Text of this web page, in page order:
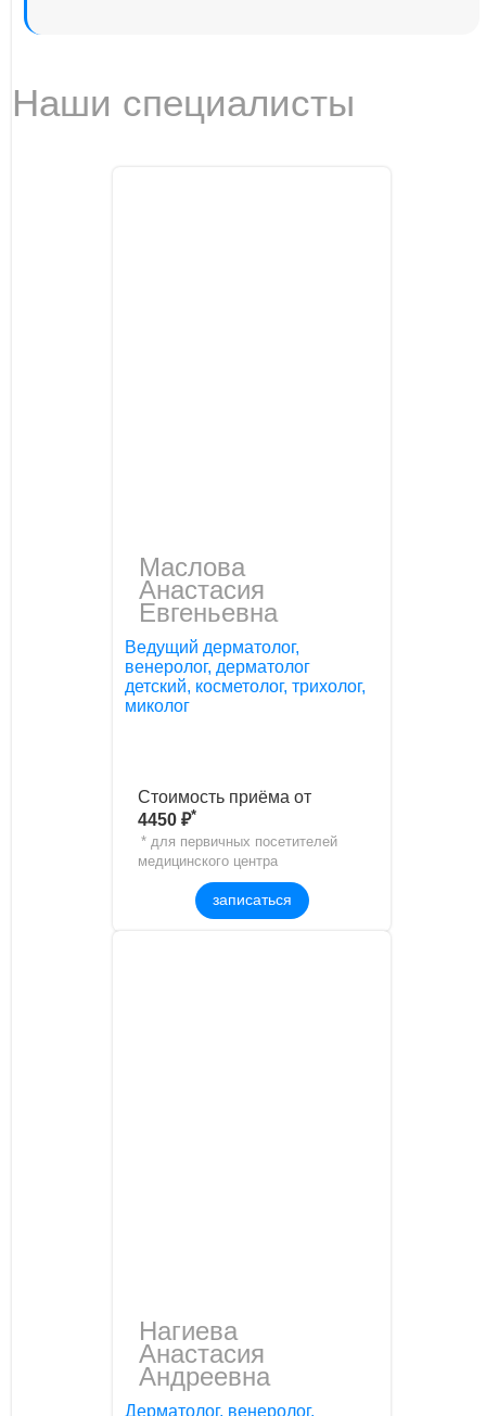
Наши специалисты
Маслова
Aнaстaсия
Евгеньевнa
Ведущий дерматолог,
венеролог, дерматолог
детский, косметолог, трихолог,
миколог
Стоимость приёма от
4450 ₽*
* для первичных посетителей
медицинского центра
записаться
Нагиева
Анастасия
Андреевна
Дерматолог, венеролог,